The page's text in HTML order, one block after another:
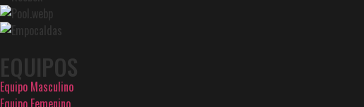
EQUIPOS
Equipo Masculino
Equipo Femenino